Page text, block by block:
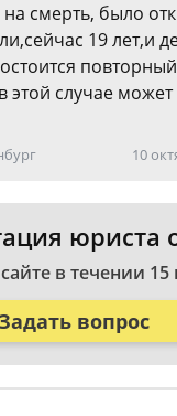
смерть, было
19 лет,и
этой случае
10
юриста
в течении
Задать вопрос